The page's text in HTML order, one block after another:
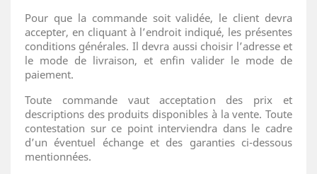
Pour que la commande soit validée, le client devra
accepter, en cliquant à l’endroit indiqué, les présentes
conditions générales. Il devra aussi choisir l’adresse et
le mode de livraison, et enfin valider le mode de
paiement.
Toute commande vaut acceptation des prix et
descriptions des produits disponibles à la vente. Toute
contestation sur ce point interviendra dans le cadre
d’un éventuel échange et des garanties ci-dessous
mentionnées.